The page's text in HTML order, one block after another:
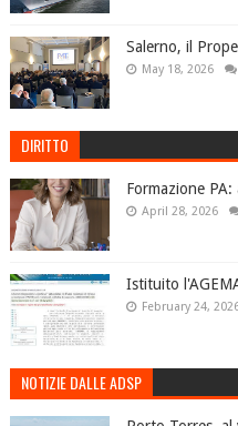
Salerno, il
May 18, 2026
DIRITTO
Formazione
April 28, 2026
Istituito
February 24,
NOTIZIE DALLE ADSP